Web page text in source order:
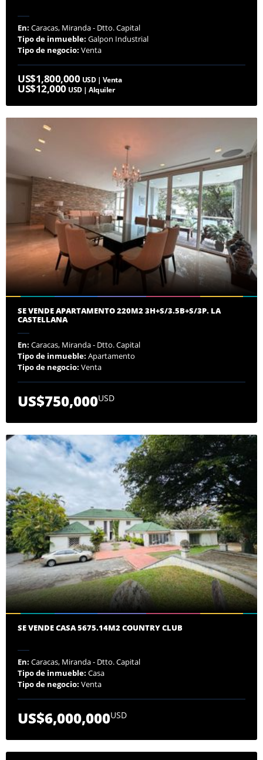
En: Caracas, Miranda - Dtto. Capital
Tipo de inmueble: Galpon Industrial
Tipo de negocio: Venta
US$1,800,000 USD | Venta
US$12,000 USD | Alquiler
SE VENDE APARTAMENTO 220M2 3H+S/3.5B+S/3P. LA
CASTELLANA
En: Caracas, Miranda - Dtto. Capital
Tipo de inmueble: Apartamento
Tipo de negocio: Venta
US$750,000USD
SE VENDE CASA 5675.14M2 COUNTRY CLUB
En: Caracas, Miranda - Dtto. Capital
Tipo de inmueble: Casa
Tipo de negocio: Venta
US$6,000,000USD